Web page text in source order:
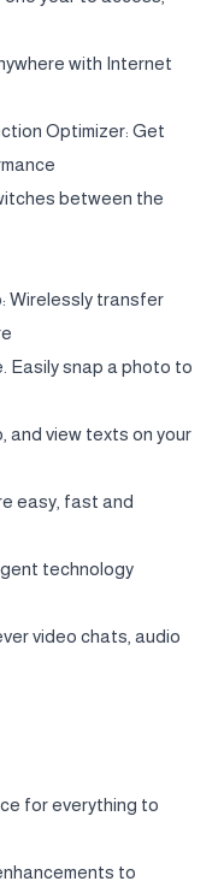
with Internet
Optimizer: Get
between the
Wirelessly transfer
Easily snap a photo to
view texts on your
easy, fast and
technology
video chats, audio
for everything to
to